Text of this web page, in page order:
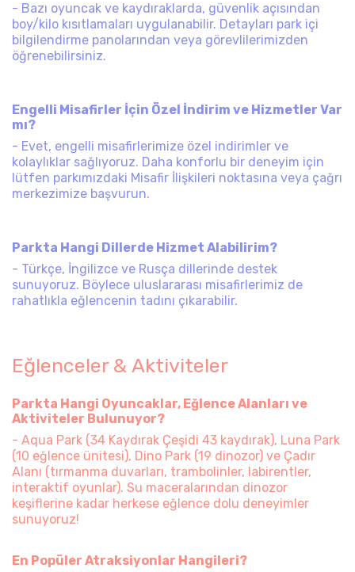
- Bazı oyuncak ve kaydıraklarda, güvenlik açısından
boy/kilo kısıtlamaları uygulanabilir. Detayları park içi
bilgilendirme panolarından veya görevlilerimizden
öğrenebilirsiniz.
Engelli Misafirler İçin Özel İndirim ve Hizmetler Var
mı?
- Evet, engelli misafirlerimize özel indirimler ve
kolaylıklar sağlıyoruz. Daha konforlu bir deneyim için
lütfen parkımızdaki Misafir İlişkileri noktasına veya çağrı
merkezimize başvurun.
Parkta Hangi Dillerde Hizmet Alabilirim?
- Türkçe, İngilizce ve Rusça dillerinde destek
sunuyoruz. Böylece uluslararası misafirlerimiz de
rahatlıkla eğlencenin tadını çıkarabilir.
Eğlenceler & Aktiviteler
Parkta Hangi Oyuncaklar, Eğlence Alanları ve
Aktiviteler Bulunuyor?
- Aqua Park (34 Kaydırak Çeşidi 43 kaydırak), Luna Park
(10 eğlence ünitesi), Dino Park (19 dinozor) ve Çadır
Alanı (tırmanma duvarları, trambolinler, labirentler,
interaktif oyunlar). Su maceralarından dinozor
keşiflerine kadar herkese eğlence dolu deneyimler
sunuyoruz!
En Popüler Atraksiyonlar Hangileri?